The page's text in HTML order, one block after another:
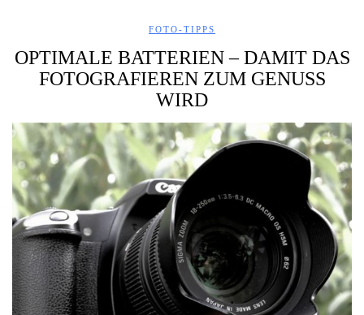
FOTO-TIPPS
OPTIMALE BATTERIEN – DAMIT DAS
FOTOGRAFIEREN ZUM GENUSS
WIRD